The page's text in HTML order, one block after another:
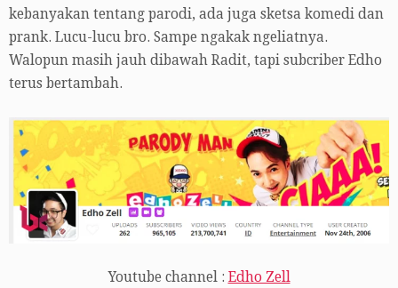
kebanyakan tentang parodi, ada juga sketsa komedi dan
prank. Lucu-lucu bro. Sampe ngakak ngeliatnya.
Walopun masih jauh dibawah Radit, tapi subcriber Edho
terus bertambah.
Youtube channel : Edho Zell